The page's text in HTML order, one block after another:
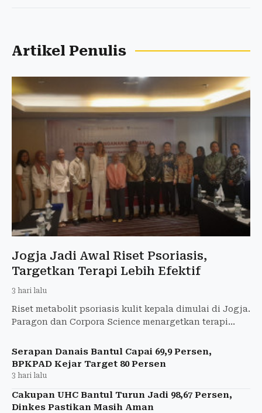
Artikel Penulis
Jogja Jadi Awal Riset Psoriasis,
Targetkan Terapi Lebih Efektif
3 hari lalu
Riset metabolit psoriasis kulit kepala dimulai di Jogja.
Paragon dan Corpora Science menargetkan terapi
Serapan Danais Bantul Capai 69,9 Persen,
BPKPAD Kejar Target 80 Persen
3 hari lalu
Cakupan UHC Bantul Turun Jadi 98,67 Persen,
Dinkes Pastikan Masih Aman